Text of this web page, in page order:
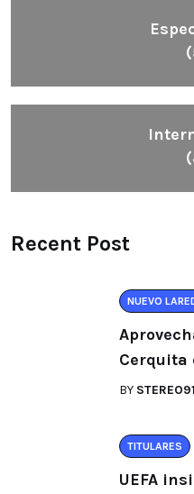
Recent Post
NUEVO
Cerquita
BY STEREO91
TITULARES
UEFA